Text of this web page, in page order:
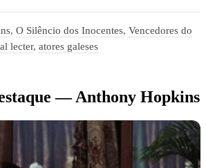
,O Silêncio dos Inocentes,Vencedores do
lecter, atores galeses
— Anthony Hopkins